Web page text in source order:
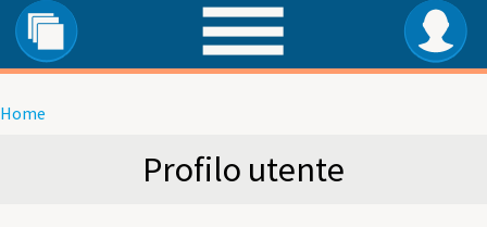
Home
Profilo utente